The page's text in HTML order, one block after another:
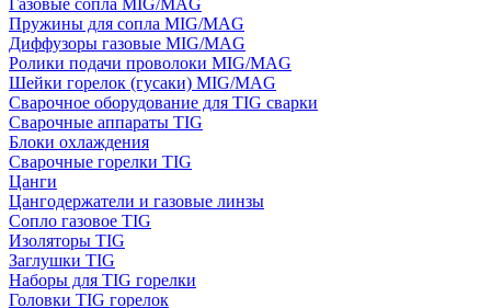
Газовые сопла MIG/MAG
Пружины для сопла MIG/MAG
Диффузоры газовые MIG/MAG
Ролики подачи проволоки MIG/MAG
Шейки горелок (гусаки) MIG/MAG
Сварочное оборудование для TIG сварки
Сварочные аппараты TIG
Блоки охлаждения
Сварочные горелки TIG
Цанги
Цангодержатели и газовые линзы
Сопло газовое TIG
Изоляторы TIG
Заглушки TIG
Наборы для TIG горелки
Головки TIG горелок